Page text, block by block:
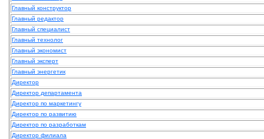
Главный конструктор
Главный редактор
Главный специалист
Главный технолог
Главный экономист
Главный эксперт
Главный энергетик
Директор
Директор департамента
Директор по маркетингу
Директор по развитию
Директор по разработкам
Директор филиала